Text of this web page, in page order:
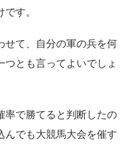
す。
せて、自分の軍の兵を何
とも言ってよいでしょ
率で勝てると判断したの
んでも大競馬大会を催す